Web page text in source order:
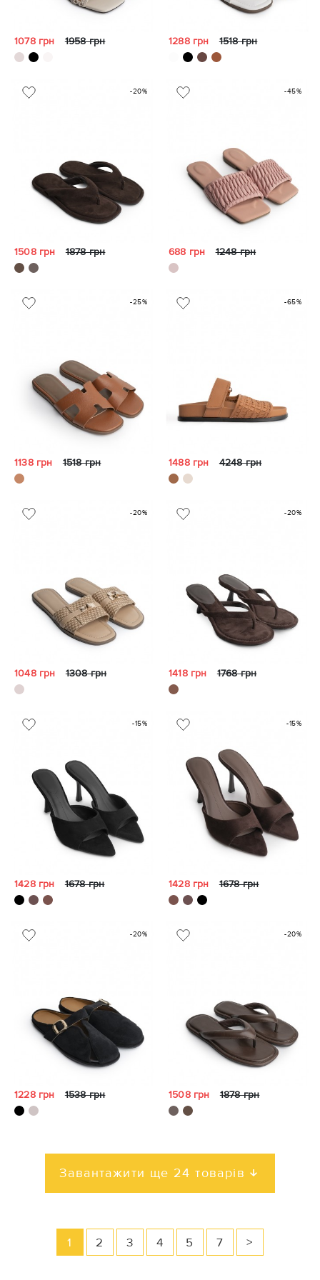
1078 грн 1958 грн 1288 грн 1518 грн
-20%
1508 грн 1878 грн
-45%
688 грн 1248 грн
-25%
1138 грн 1518 грн
-65%
1488 грн 4248 грн
-20%
1048 грн 1308 грн
-20%
1418 грн 1768 грн
-15%
1428 грн 1678 грн
-15%
1428 грн 1678 грн
-20%
1228 грн 1538 грн
-20%
1508 грн 1878 грн
Завантажити ще 24 товарів
1 2 3 4 5 7 >